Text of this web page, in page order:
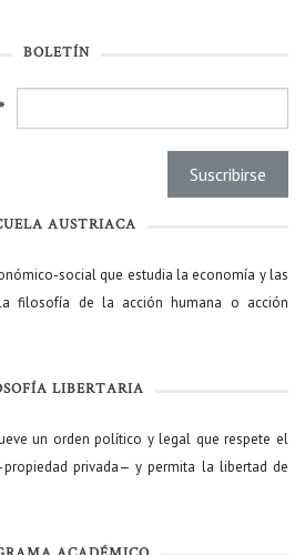
BOLETÍN
*
AUSTRIACA
social que estudia la economía y las
filosofía de la acción humana o acción
LIBERTARIA
un orden político y legal que respete el
privada— y permita la libertad de